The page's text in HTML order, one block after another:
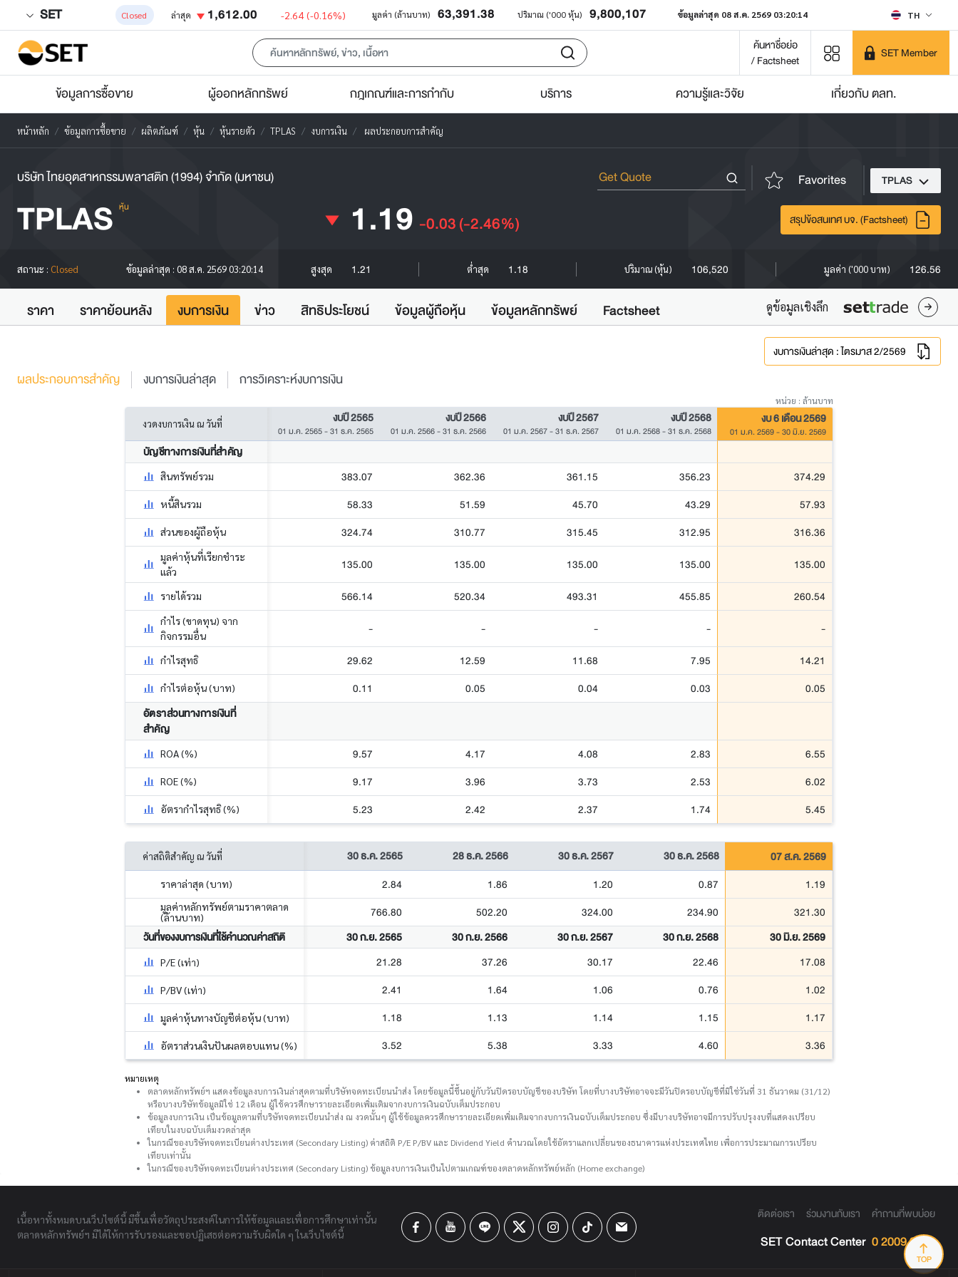
SET Closed ล่าสุด 1,612.00 -2.64 (-0.16%) มูลค่า (ล้านบาท) 63,391.38 ปริมาณ ('000 หุ้น) 9,800,107 ข้อมูลล่าสุด 08 ส.ค. 2569 03:20:14 TH
ค้นหาชื่อย่อ
/ Factsheet
SET Member
ข้อมูลการซื้อขาย ผู้ออกหลักทรัพย์ กฎเกณฑ์และการกำกับ บริการ ความรู้และวิจัย เกี่ยวกับ ตลท.
หน้าหลัก ข้อมูลการซื้อขาย ผลิตภัณฑ์ หุ้น หุ้นรายตัว TPLAS งบการเงิน ผลประกอบการสำคัญ
บริษัท ไทยอุตสาหกรรมพลาสติก (1994) จำกัด (มหาชน) Favorites TPLAS
TPLAS หุ้น 1.19 -0.03(-2.46%) สรุปข้อสนเทศ บจ. (Factsheet)
สถานะ : Closed ข้อมูลล่าสุด : 08 ส.ค. 2569 03:20:14 สูงสุด 1.21 ต่ำสุด 1.18 ปริมาณ (หุ้น) 106,520 มูลค่า ('000 บาท) 126.56
ราคา ราคาย้อนหลัง งบการเงิน ข่าว สิทธิประโยชน์ ข้อมูลผู้ถือหุ้น ข้อมูลหลักทรัพย์ Factsheet ดูข้อมูลเชิงลึก
งบการเงินล่าสุด : ไตรมาส 2/2569
ผลประกอบการสำคัญ งบการเงินล่าสุด การวิเคราะห์งบการเงิน
หน่วย : ล้านบาท
งวดงบการเงิน ณ วันที่ งบปี 2565
01 ม.ค. 2565 - 31 ธ.ค. 2565
งบปี 2566
01 ม.ค. 2566 - 31 ธ.ค. 2566
งบปี 2567
01 ม.ค. 2567 - 31 ธ.ค. 2567
งบปี 2568
01 ม.ค. 2568 - 31 ธ.ค. 2568
งบ 6 เดือน 2569
01 ม.ค. 2569 - 30 มิ.ย. 2569
บัญชีทางการเงินที่สำคัญ
สินทรัพย์รวม 383.07 362.36 361.15 356.23 374.29
หนี้สินรวม 58.33 51.59 45.70 43.29 57.93
ส่วนของผู้ถือหุ้น 324.74 310.77 315.45 312.95 316.36
มูลค่าหุ้นที่เรียกชำระ
แล้ว
135.00 135.00 135.00 135.00 135.00
รายได้รวม 566.14 520.34 493.31 455.85 260.54
กำไร (ขาดทุน) จาก
กิจกรรมอื่น
- - - - -
กำไรสุทธิ 29.62 12.59 11.68 7.95 14.21
กำไรต่อหุ้น (บาท) 0.11 0.05 0.04 0.03
0.05
อัตราส่วนทางการเงินที่
สำคัญ
ROA (%) 9.57 4.17 4.08 2.83 6.55
ROE (%) 9.17 3.96 3.73 2.53 6.02
อัตรากำไรสุทธิ (%) 5.23 2.42 2.37 1.74 5.45
ค่าสถิติสำคัญ ณ วันที่ 30 ธ.ค. 2565 28 ธ.ค. 2566 30 ธ.ค. 2567 30 ธ.ค. 2568 07 ส.ค. 2569
ราคาล่าสุด (บาท) 2.84 1.86 1.20 0.87 1.19
มูลค่าหลักทรัพย์ตามราคาตลาด
(ล้านบาท)
766.80 502.20 324.00 234.90
321.30
วันที่ของงบการเงินที่ใช้คำนวณค่าสถิติ
30 ก.ย. 2565 30 ก.ย. 2566 30 ก.ย. 2567 30 ก.ย. 2568 30 มิ.ย. 2569
P/E (เท่า) 21.28 37.26 30.17 22.46 17.08
P/BV (เท่า) 2.41 1.64 1.06 0.76 1.02
มูลค่าหุ้นทางบัญชีต่อหุ้น (บาท) 1.18 1.13 1.14 1.15 1.17
อัตราส่วนเงินปันผลตอบแทน (%) 3.52 5.38 3.33 4.60 3.36
หมายเหตุ
ตลาดหลักทรัพย์ฯ แสดงข้อมูลงบการเงินล่าสุดตามที่บริษัทจดทะเบียนนำส่ง โดยข้อมูลนี้ขึ้นอยู่กับวันปิดรอบบัญชีของบริษัท โดยที่บางบริษัทอาจจะมีวันปิดรอบบัญชีที่มิใช่วันที่ 31 ธันวาคม (31/12)
หรือบางบริษัทข้อมูลมิใช่ 12 เดือน ผู้ใช้ควรศึกษารายละเอียดเพิ่มเติมจากงบการเงินฉบับเต็มประกอบ
ข้อมูลงบการเงิน เป็นข้อมูลตามที่บริษัทจดทะเบียนนำส่ง ณ งวดนั้นๆ ผู้ใช้ข้อมูลควรศึกษารายละเอียดเพิ่มเติมจากงบการเงินฉบับเต็มประกอบ ซึ่งมีบางบริษัทอาจมีการปรับปรุงงบที่แสดงเปรียบ
เทียบในงบฉบับเต็มงวดล่าสุด
ในกรณีของบริษัทจดทะเบียนต่างประเทศ (Secondary Listing) ค่าสถิติ P/E P/BV และ Dividend Yield คำนวณโดยใช้อัตราแลกเปลี่ยนของธนาคารแห่งประเทศไทย เพื่อการประมาณการเปรียบ
เทียบเท่านั้น
ในกรณีของบริษัทจดทะเบียนต่างประเทศ (Secondary Listing) ข้อมูลงบการเงินเป็นไปตามเกณฑ์ของตลาดหลักทรัพย์หลัก (Home exchange)
TOP
เนื้อหาทั้งหมดบนเว็บไซต์นี้ มีขึ้นเพื่อวัตถุประสงค์ในการให้ข้อมูลและเพื่อการศึกษาเท่านั้น
ตลาดหลักทรัพย์ฯ มิได้ให้การรับรองและขอปฏิเสธต่อความรับผิดใด ๆ ในเว็บไซต์นี้
ติดต่อเรา ร่วมงานกับเรา คำถามที่พบบ่อย
SET Contact Center 0 2009 9999